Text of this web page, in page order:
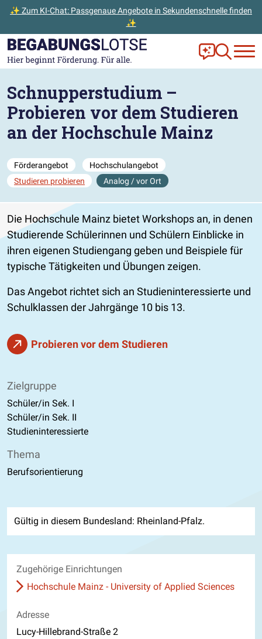
✨ Zum KI-Chat: Passgenaue Angebote in Sekundenschnelle finden
✨
Zum Hauptinhalt der Seite springen
Zur Startseite gehen Frag Ella!
Zur
Schnupperstudium –
Probieren vor dem Studieren
an der Hochschule Mainz
Förderangebot
Hochschulangebot
Studieren probieren
Analog / vor Ort
Die Hochschule Mainz bietet Workshops an, in denen
Studierende Schülerinnen und Schülern Einblicke in
ihren eigenen Studiengang geben und Beispiele für
typische Tätigkeiten und Übungen zeigen.
Das Angebot richtet sich an Studieninteressierte und
Schulklassen der Jahrgänge 10 bis 13.
Probieren vor dem Studieren
Zielgruppe
Schüler/in Sek. I
Schüler/in Sek. II
Studieninteressierte
Thema
Berufsorientierung
Gültig in diesem Bundesland: Rheinland-Pfalz.
Zugehörige Einrichtungen
Hochschule Mainz - University of Applied Sciences
Adresse
Lucy-Hillebrand-Straße 2